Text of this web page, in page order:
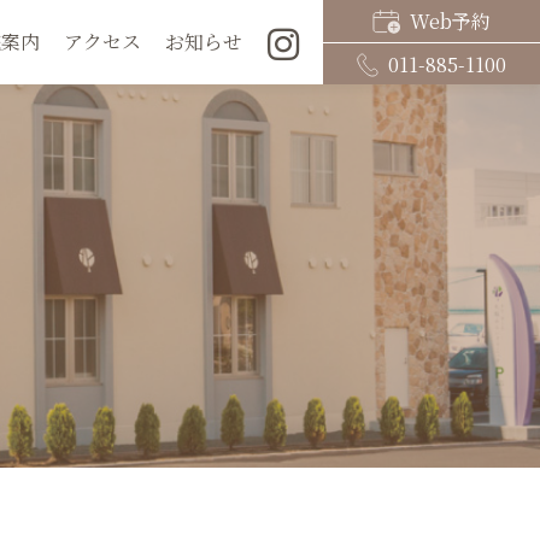
内 アクセス お知らせ
Web予約
011-885-1100